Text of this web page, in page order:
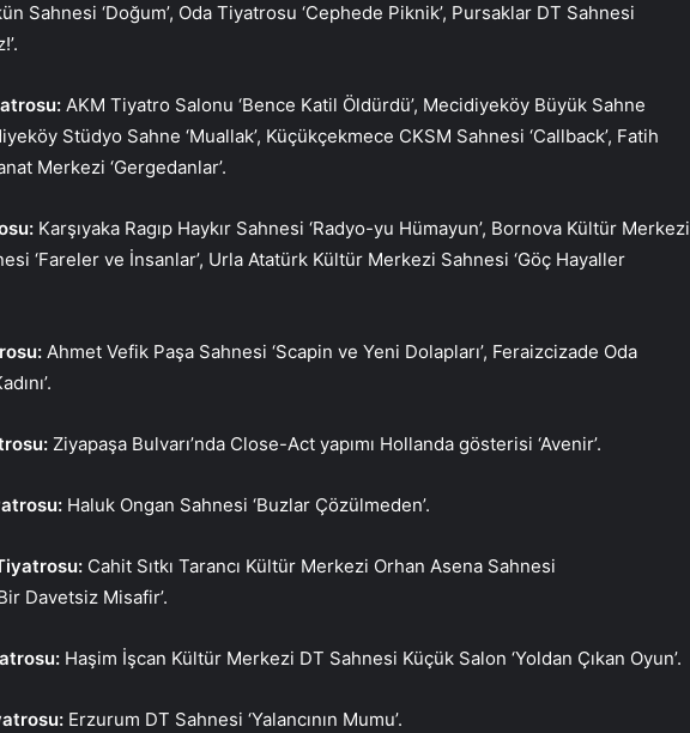
Sahnesi ‘Doğum’, Oda Tiyatrosu ‘Cephede Piknik’, Pursaklar DT Sahnesi
AKM Tiyatro Salonu ‘Bence Katil Öldürdü’, Mecidiyeköy Büyük Sahne
Stüdyo Sahne ‘Muallak’, Küçükçekmece CKSM Sahnesi ‘Callback’, Fatih
Merkezi ‘Gergedanlar’.
Karşıyaka Ragıp Haykır Sahnesi ‘Radyo-yu Hümayun’, Bornova Kültür Merkezi
‘Fareler ve İnsanlar’, Urla Atatürk Kültür Merkezi Sahnesi ‘Göç Hayaller
Ahmet Vefik Paşa Sahnesi ‘Scapin ve Yeni Dolapları’, Feraizcizade Oda
Ziyapaşa Bulvarı’nda Close-Act yapımı Hollanda gösterisi ‘Avenir’.
Haluk Ongan Sahnesi ‘Buzlar Çözülmeden’.
Cahit Sıtkı Tarancı Kültür Merkezi Orhan Asena Sahnesi
Davetsiz Misafir’.
Haşim İşcan Kültür Merkezi DT Sahnesi Küçük Salon ‘Yoldan Çıkan Oyun’.
Erzurum DT Sahnesi ‘Yalancının Mumu’.